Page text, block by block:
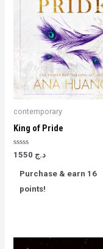
contemporary
King of Pride
Rated
0
of
د.ج
Purchase & earn 16
points!